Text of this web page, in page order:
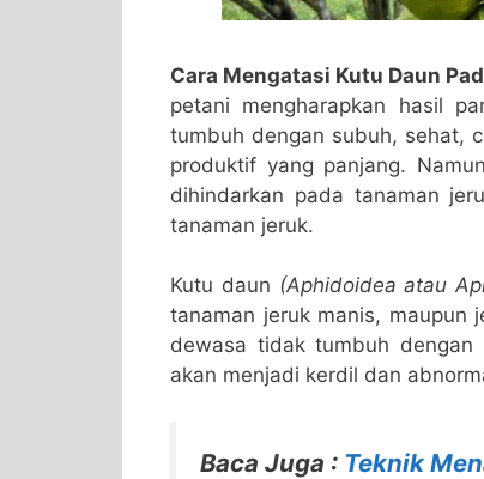
Cara Mengatasi Kutu Daun
petani mengharapkan hasil
tumbuh dengan subuh, sehat,
produktif yang panjang.
dihindarkan pada tanaman
tanaman jeruk.
Kutu daun (Aphidoidea atau
tanaman jeruk manis, maupun
dewasa tidak tumbuh
akan menjadi kerdil dan
Baca Juga : Teknik